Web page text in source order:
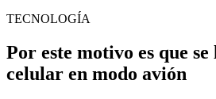
TECNOLOGÍA
Por este motivo es que
celular en modo avión